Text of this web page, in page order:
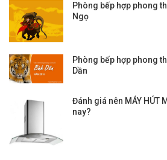
Phòng bếp hợp phong
Ngọ
Phòng bếp hợp phong
Dần
Đánh giá nên MÁY HÚT
nay?